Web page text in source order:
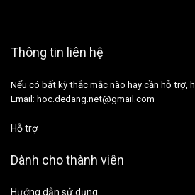
Thông tin liên hệ
Nếu có bất kỳ thắc mắc nào hay cần hỗ trợ,
Email: hoc.dedang.net@gmail.com
Hỗ trợ
Dành cho thành viên
Hướng dẫn sử dụng